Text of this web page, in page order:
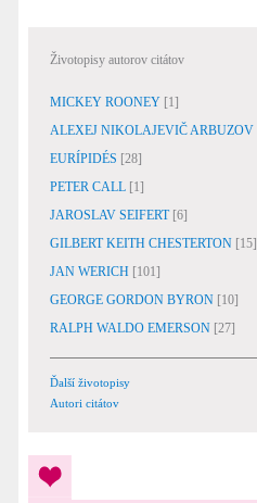
Životopisy autorov citátov
MICKEY ROONEY [1]
ALEXEJ NIKOLAJEVIČ ARBUZOV
EURÍPIDÉS [28]
PETER CALL [1]
JAROSLAV SEIFERT [6]
GILBERT KEITH CHESTERTON [15]
JAN WERICH [101]
GEORGE GORDON BYRON [10]
RALPH WALDO EMERSON [27]
Ďalší životopisy
Autori citátov